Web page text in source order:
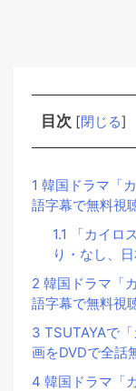
目次 [閉じる]
1 韓国ドラマ「
語字幕で無料視
1.1 「カイロ
り・なし、
2 韓国ドラマ「
語字幕で無料視
3 TSUTAYAで
画をDVDで全話
4 韓国ドラマ「